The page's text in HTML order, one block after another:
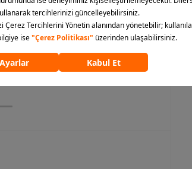
Spor
Nike Dunk Low Retro Erkek Spor